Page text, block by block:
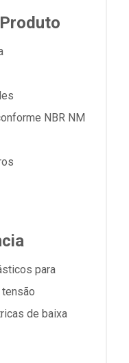
NBR NM
para
de baixa